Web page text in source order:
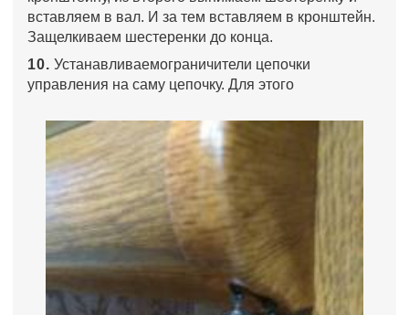
вставляем в вал. И за тем вставляем в кронштейн.
Защелкиваем шестеренки до конца.
10. Устанавливаемограничители цепочки
управления на саму цепочку. Для этого